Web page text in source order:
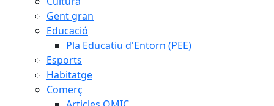
Gent gran
Educació
Pla Educatiu d'Entorn (PEE)
Esports
Habitatge
Comerç